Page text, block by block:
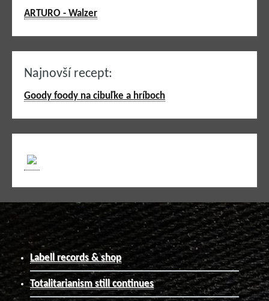
ARTURO - Walzer
Najnovší recept:
Goody foody na cibuľke a hríboch
Labell records & shop
Totalitarianism still continues